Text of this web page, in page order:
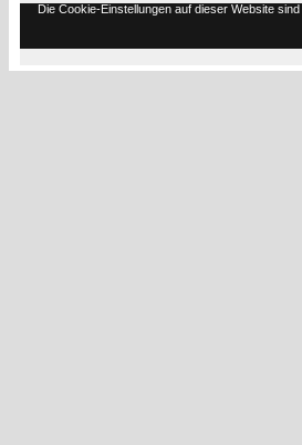
Die Cookie-Einstellungen auf dieser Website